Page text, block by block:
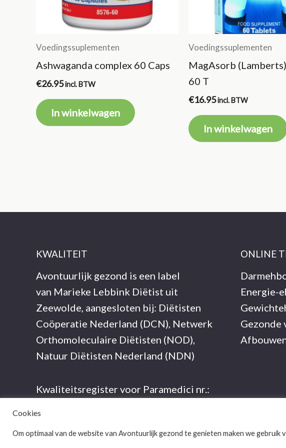
Voedingssuplementen
Ashwaganda complex 60 Caps
€26.95incl. BTW
In winkelwagen
Voedingssuplementen
MagAsorb
60 T
€16.95incl. BTW
In winkelwagen
KWALITEIT
Avontuurlijk gezond is een label
van Marieke Lebbink Diëtist uit
Zeewolde, aangesloten bij: Diëtisten
Coöperatie Nederland (DCN), Netwerk
Orthomoleculaire Diëtisten (NOD),
Natuur Diëtisten Nederland (NDN)
Kwaliteitsregister voor Paramedici nr.:
ONLINE
Energie-
Gezonde
Cookies
Om optimaal van de website van Avontuurlijk gezond te genieten maken we gebruik